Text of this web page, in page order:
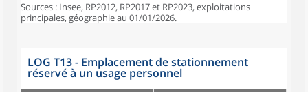
Sources : Insee, RP2012, RP2017 et RP2023, exploitations
principales, géographie au 01/01/2026.
LOG T13 - Emplacement de stationnement
réservé à un usage personnel